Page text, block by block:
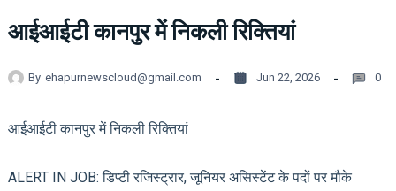
आईआईटी कानपुर में निकली रिक्तियां
By ehapurnewscloud@gmail.com Jun 22, 2026 0
आईआईटी कानपुर में निकली रिक्तियां
ALERT IN JOB: डिप्टी रजिस्ट्रार, जूनियर असिस्टेंट के पदों पर मौके